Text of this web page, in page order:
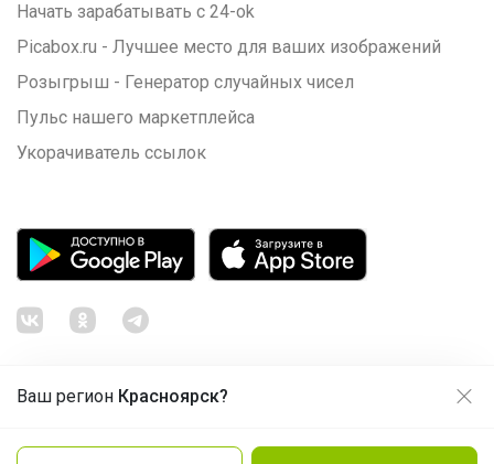
Ваш регион Красноярск?
Начать зарабатывать с 24-ok
Picabox.ru - Лучшее место для ваших изображений
Розыгрыш - Генератор случайных чисел
Пульс нашего маркетплейса
Укорачиватель ссылок
Политика конфиденциальности
Продолжая использовать этот сайт и нажимая кнопку